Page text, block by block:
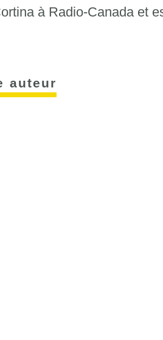
à Radio-Canada et
auteur